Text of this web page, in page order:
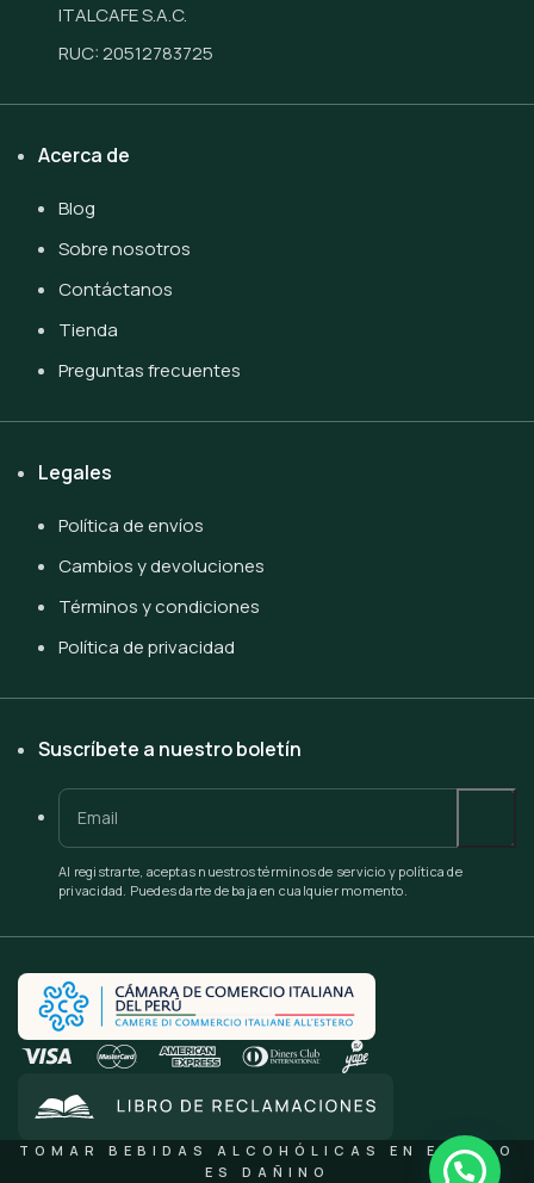
ITALCAFE S.A.C.
RUC: 20512783725
Acerca de
Blog
Sobre nosotros
Contáctanos
Tienda
Preguntas frecuentes
Legales
Política de envíos
Cambios y devoluciones
Términos y condiciones
Política de privacidad
Suscríbete a nuestro boletín
Al registrarte, aceptas nuestros términos de servicio y política de
privacidad. Puedes darte de baja en cualquier momento.
TOMAR BEBIDAS ALCOHÓLICAS EN EXCESO
ES DAÑINO